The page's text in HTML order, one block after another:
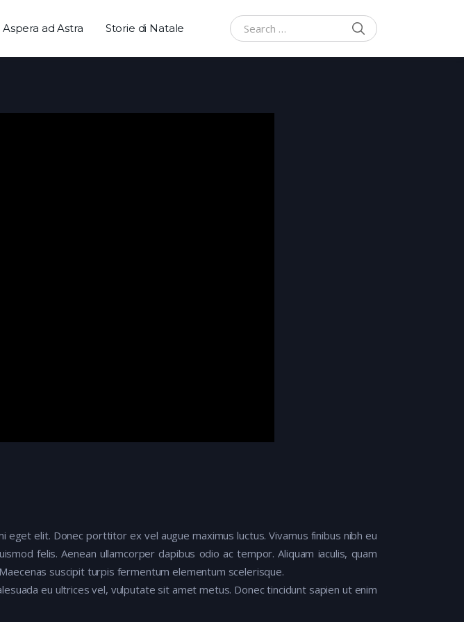
Aspera ad Astra Storie di Natale
Search for:
SEARCH
elit. Donec porttitor ex vel augue maximus luctus. Vivamus finibus nibh eu
felis. Aenean ullamcorper dapibus odio ac tempor. Aliquam iaculis, quam
suscipit turpis fermentum elementum scelerisque.
eu ultrices vel, vulputate sit amet metus. Donec tincidunt sapien ut enim